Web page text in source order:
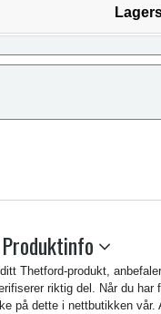
Produktinfo
Thetford-produkt,
riktig del. Når du har
på dette i nettbutikken vår.